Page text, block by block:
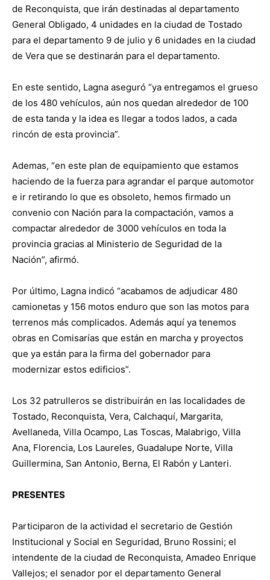
de Reconquista, que irán destinadas al departamento
General Obligado, 4 unidades en la ciudad de Tostado
para el departamento 9 de julio y 6 unidades en la ciudad
de Vera que se destinarán para el departamento.
En este sentido, Lagna aseguró “ya entregamos el grueso
de los 480 vehículos, aún nos quedan alrededor de 100
de esta tanda y la idea es llegar a todos lados, a cada
rincón de esta provincia”.
Ademas, “en este plan de equipamiento que estamos
haciendo de la fuerza para agrandar el parque automotor
e ir retirando lo que es obsoleto, hemos firmado un
convenio con Nación para la compactación, vamos a
compactar alrededor de 3000 vehículos en toda la
provincia gracias al Ministerio de Seguridad de la
Nación”, afirmó.
Por último, Lagna indicó “acabamos de adjudicar 480
camionetas y 156 motos enduro que son las motos para
terrenos más complicados. Además aquí ya tenemos
obras en Comisarías que están en marcha y proyectos
que ya están para la firma del gobernador para
modernizar estos edificios”.
Los 32 patrulleros se distribuirán en las localidades de
Tostado, Reconquista, Vera, Calchaquí, Margarita,
Avellaneda, Villa Ocampo, Las Toscas, Malabrigo, Villa
Ana, Florencia, Los Laureles, Guadalupe Norte, Villa
Guillermina, San Antonio, Berna, El Rabón y Lanteri.
PRESENTES
Participaron de la actividad el secretario de Gestión
Institucional y Social en Seguridad, Bruno Rossini; el
intendente de la ciudad de Reconquista, Amadeo Enrique
Vallejos; el senador por el departamento General